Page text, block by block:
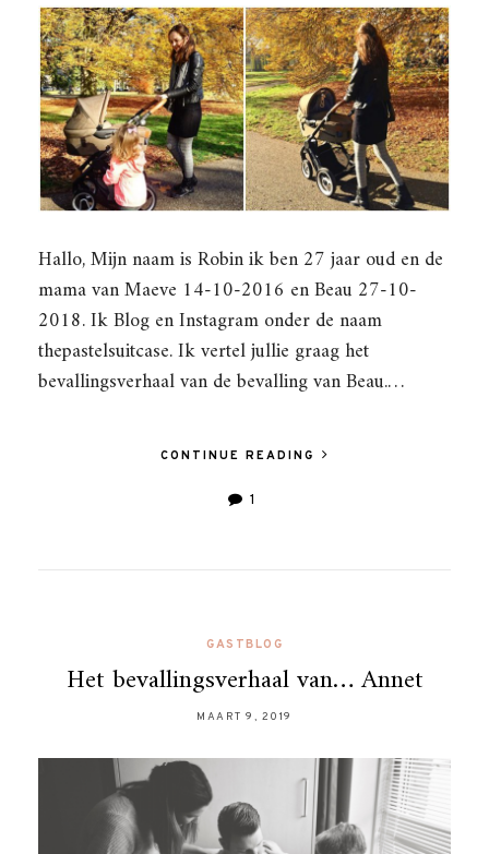
Hallo, Mijn naam is Robin ik ben 27 jaar oud en de
mama van Maeve 14-10-2016 en Beau 27-10-
2018. Ik Blog en Instagram onder de naam
thepastelsuitcase. Ik vertel jullie graag het
bevallingsverhaal van de bevalling van Beau.…
CONTINUE READING
1
GASTBLOG
Het bevallingsverhaal van… Annet
MAART 9, 2019